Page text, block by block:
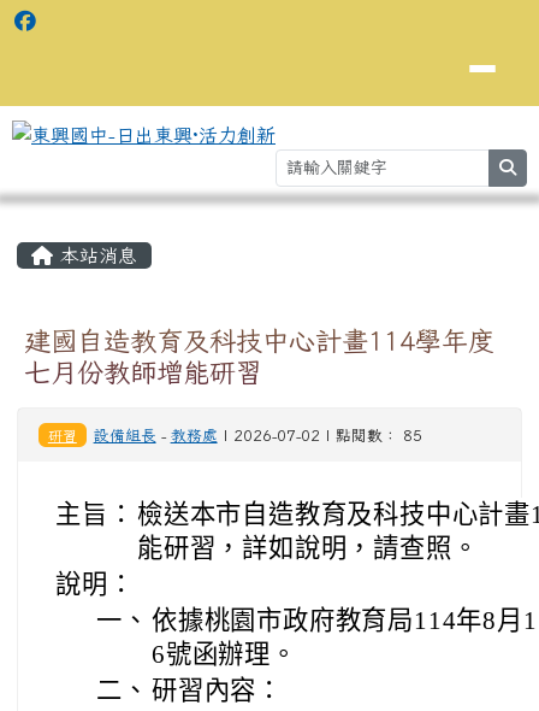
本站消息
建國自造教育及科技中心計畫114學年度
七月份教師增能研習
研習 設備組長 - 教務處 | 2026-07-02 | 點閱數： 85
主旨： 檢送本市自造教育及科技中心計
能研習，詳如說明，請查照。
說明：
一、 依據桃園市政府教育局114年8月
6號函辦理。
二、 研習內容：